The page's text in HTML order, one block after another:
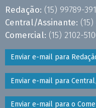
Redação: (15) 99789-
Central/Assinante:
Comercial: (15) 2102-
Enviar e-mail para
Enviar e-mail para
Enviar e-mail para o